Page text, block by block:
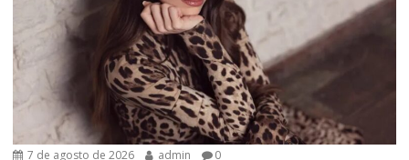
7 de agosto de 2026 admin 0